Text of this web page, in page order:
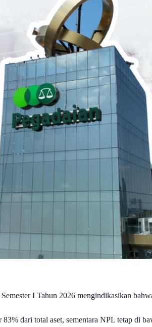
Semester I Tahun 2026 mengindikasikan
dari total aset, sementara NPL tetap di